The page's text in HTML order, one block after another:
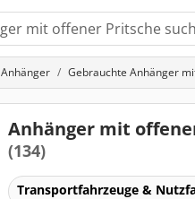
Anhänger Gebrauchte Anhänger
Anhänger mit
(134)
Transportfahrzeuge &